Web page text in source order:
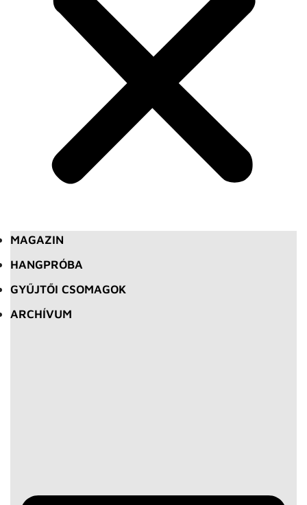
MAGAZIN
HANGPRÓBA
GYŰJTŐI CSOMAGOK
ARCHÍVUM